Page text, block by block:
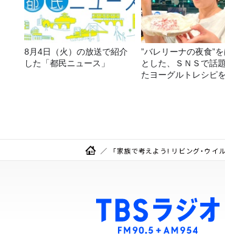
8月4日（火）の放送で紹介
した「都民ニュース」
”バレリーナの夜食”
とした、ＳＮＳで話
たヨーグルトレシピを
「家族で考えよう! リビング・ウ